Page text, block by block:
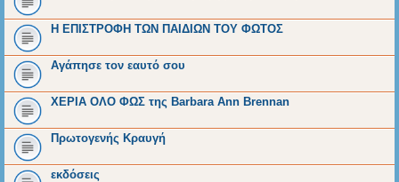
Η ΕΠΙΣΤΡΟΦΗ ΤΩΝ ΠΑΙΔΙΩΝ ΤΟΥ ΦΩΤΟΣ
Αγάπησε τον εαυτό σου
ΧΕΡΙΑ ΟΛΟ ΦΩΣ της Barbara Ann Brennan
Πρωτογενής Κραυγή
εκδόσεις